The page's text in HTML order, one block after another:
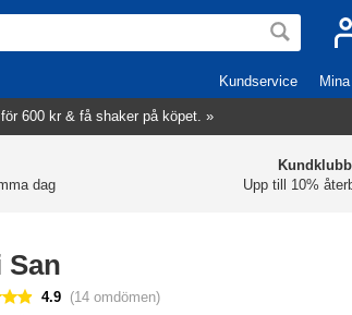
Kundservice
600 kr & få shaker på köpet. »
dag
Kundklubb
Upp till 10%
San
4.9 (14 omdömen)